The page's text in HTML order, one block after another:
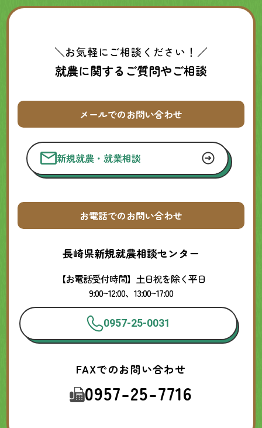
＼お気軽にご相談ください！／
就農に関するご質問やご相談
メールでのお問い合わせ
新規就農・就業相談
お電話でのお問い合わせ
長崎県新規就農相談センター
【お電話受付時間】土日祝を除く平日
9:00~12:00、13:00~17:00
0957-25-0031
FAXでのお問い合わせ
0957-25-7716